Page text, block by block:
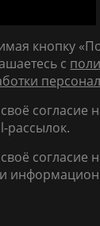
кнопку
с
согласие
рассылок.
согласие